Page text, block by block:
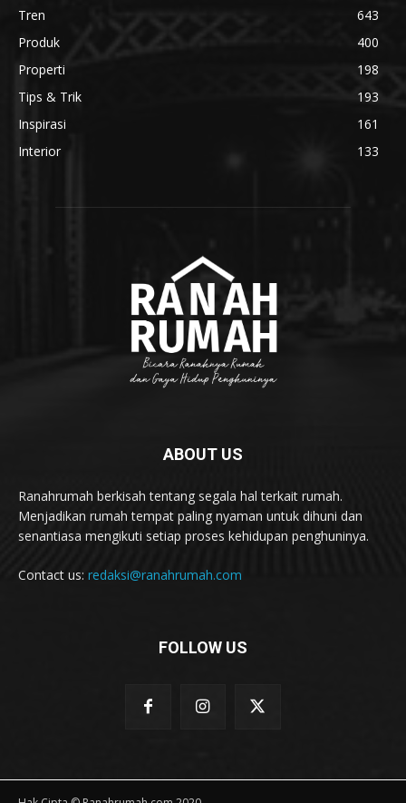
Tren
643
Produk
400
Properti
198
Tips & Trik
193
Inspirasi
161
Interior
133
ABOUT US
Ranahrumah berkisah tentang segala hal terkait rumah.
Menjadikan rumah tempat paling nyaman untuk dihuni dan
senantiasa mengikuti setiap proses kehidupan penghuninya.
Contact us: redaksi@ranahrumah.com
FOLLOW US